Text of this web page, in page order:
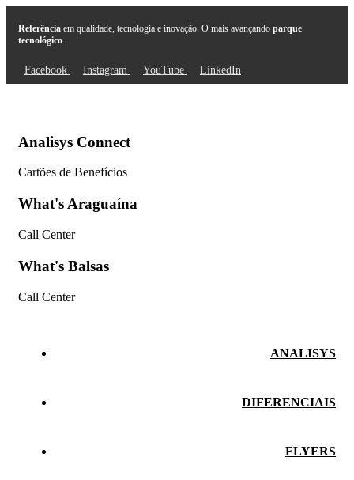
Referência em qualidade, tecnologia e inovação. O mais avançando parque
tecnológico.
Facebook Instagram YouTube LinkedIn
Analisys Connect
Cartões de Benefícios
What's Araguaína
Call Center
What's Balsas
Call Center
ANALISYS
DIFERENCIAIS
FLYERS